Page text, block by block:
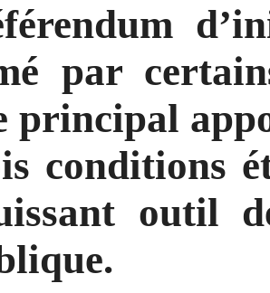
par
principal
conditions
outil